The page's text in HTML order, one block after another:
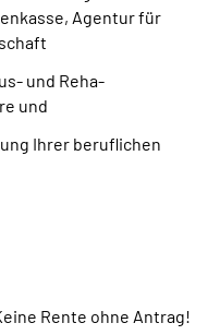
Agentur für
und Reha-
und
Ihrer beruflichen
Rente ohne Antrag!